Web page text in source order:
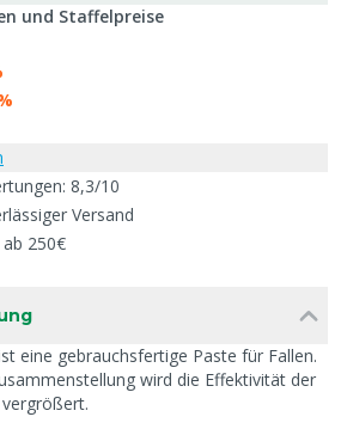
und Staffelpreise
8,3/10
Versand
250€
eine gebrauchsfertige Paste für Fallen.
wird die Effektivität der